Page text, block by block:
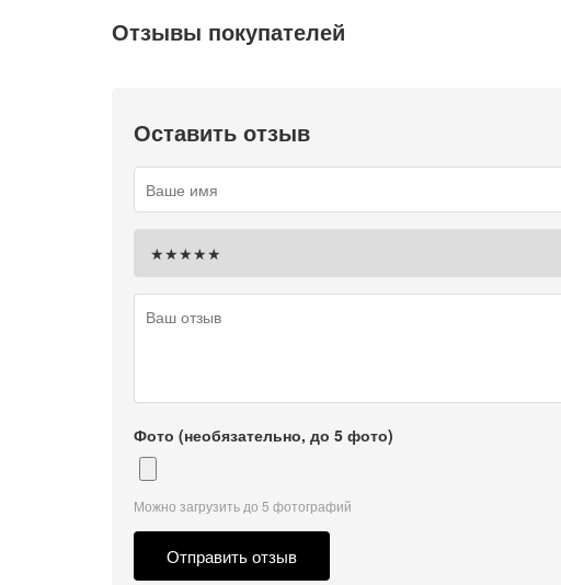
Отзывы покупателей
Оставить отзыв
Фото (необязательно, до 5 фото)
Можно загрузить до 5 фотографий
Отправить отзыв